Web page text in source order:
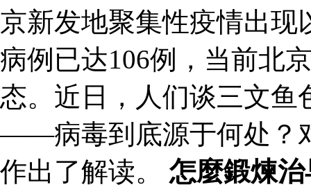
京新发地聚集性疫情出现
病例已达106例，当前北
态。近日，人们谈三文
——病毒到底源于何处？
作出了解读。 怎麼鍛煉